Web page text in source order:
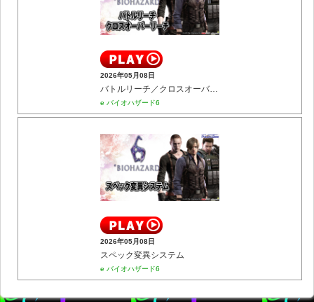
2026年05月08日
バトルリーチ／クロスオーバーリーチ
e バイオハザード6
2026年05月08日
スペック変異システム
e バイオハザード6